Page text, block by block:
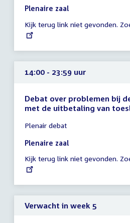
13:30
23:59
uur
Plenaire zaal
Kijk terug link niet gevonden.
14:00 - 23:59 uur
Debat over problemen bij
met de uitbetaling van
vergadering
14:00
23:59
uur
Plenair debat
Plenaire zaal
Kijk terug link niet gevonden.
Verwacht in week 5